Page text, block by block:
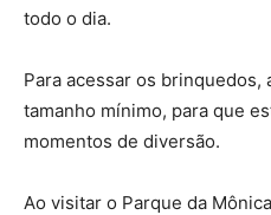
todo o dia.
Para acessar os brinquedos,
tamanho mínimo, para que
momentos de diversão.
Ao visitar o Parque da